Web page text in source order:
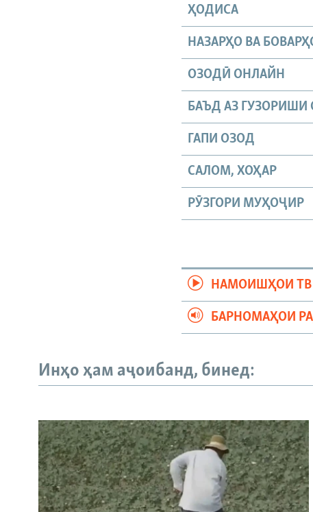
ҲОДИСА
НАЗАРҲО ВА
ОЗОДӢ ОНЛАЙН
БАЪД АЗ ГУЗОРИШИ
ГАПИ ОЗОД
САЛОМ, ХОҲАР
РӮЗГОРИ МУҲОҶИР
НАМОИШҲОИ ТВ
БАРНОМАҲОИ
Инҳо ҳам аҷоибанд, бинед: